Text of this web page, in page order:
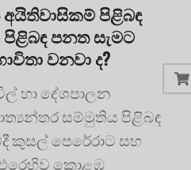
පිළිබඳ
පනත සැමට
වනවා ද?
හා දේශපාලන
සම්මුතිය පිළිබඳ
කුසල් පෙරේරාට සහ
කොළඹ